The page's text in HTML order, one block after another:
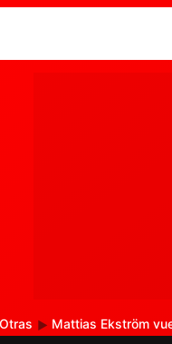
Otras Mattias Ekström